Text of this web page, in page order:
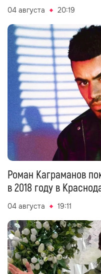
04 августа 20:19
Роман Каграманов
в 2018 году в
04 августа 19:11